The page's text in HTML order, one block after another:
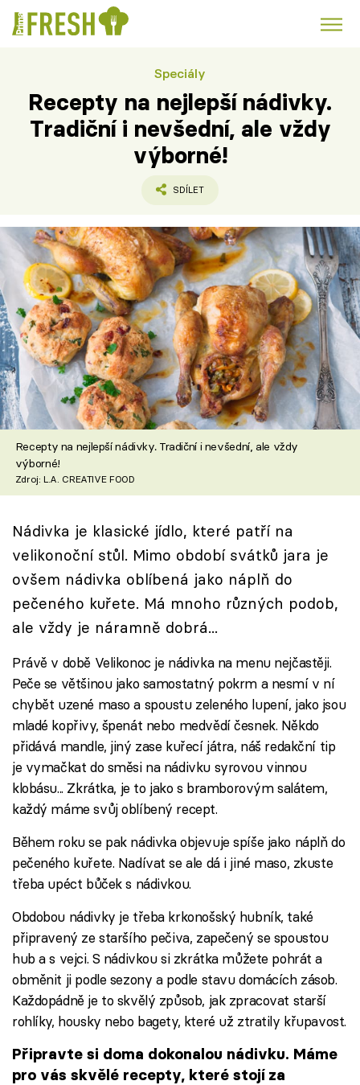
Polévky k večeři
Česká kuchyně Čokoláda
Recepty
Články
TV Program
Škola vaření
Recepty z TV
Speciál: Cuketa
Těhotnej kuchař
Sledujte prima+
Přihlášení
Speciály
Recepty na nejlepší nádivky.
Tradiční i nevšední, ale vždy
výborné!
SDÍLET
Recepty na nejlepší nádivky. Tradiční i nevšední, ale vždy
výborné!
Zdroj: L.A. CREATIVE FOOD
Nádivka je klasické jídlo, které patří na
velikonoční stůl. Mimo období svátků jara je
ovšem nádivka oblíbená jako náplň do
pečeného kuřete. Má mnoho různých podob,
ale vždy je náramně dobrá...
Právě v době Velikonoc je nádivka na menu nejčastěji.
Peče se většinou jako samostatný pokrm a nesmí v ní
chybět uzené maso a spoustu zeleného lupení, jako jsou
mladé kopřivy, špenát nebo medvědí česnek. Někdo
přidává mandle, jiný zase kuřecí játra, náš redakční tip
je vymačkat do směsi na nádivku syrovou vinnou
klobásu... Zkrátka, je to jako s bramborovým salátem,
každý máme svůj oblíbený recept.
Během roku se pak nádivka objevuje spíše jako náplň do
pečeného kuřete. Nadívat se ale dá i jiné maso, zkuste
třeba upéct bůček s nádivkou.
Obdobou nádivky je třeba krkonošský hubník, také
připravený ze staršího pečiva, zapečený se spoustou
hub a s vejci. S nádivkou si zkrátka můžete pohrát a
obměnit ji podle sezony a podle stavu domácích zásob.
Každopádně je to skvělý způsob, jak zpracovat starší
rohlíky, housky nebo bagety, které už ztratily křupavost.
Připravte si doma dokonalou nádivku. Máme
pro vás skvělé recepty, které stojí za